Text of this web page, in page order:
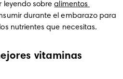
leyendo sobre alimentos
durante el embarazo para
nutrientes que necesitas.
vitaminas